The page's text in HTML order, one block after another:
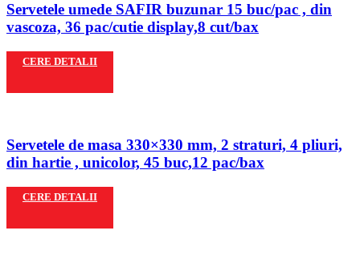
Servetele umede SAFIR buzunar 15 buc/pac , din
vascoza, 36 pac/cutie display,8 cut/bax
CERE DETALII
Servetele de masa 330×330 mm, 2 straturi, 4 pliuri,
din hartie , unicolor, 45 buc,12 pac/bax
CERE DETALII